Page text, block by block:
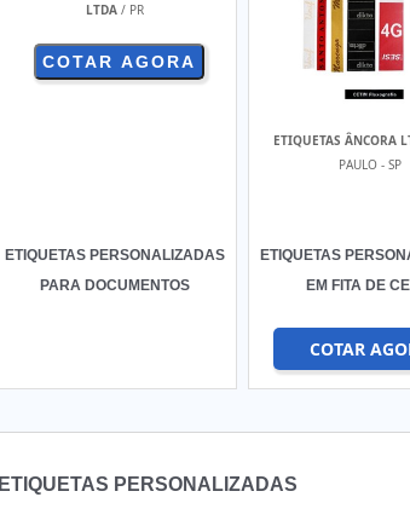
LTDA / PR
ETIQUETAS PERSONALIZADAS
PARA DOCUMENTOS
COTAR AGORA
ETIQUETAS ÂNCORA
PAULO - SP
ETIQUETAS
EM FITA DE
COTAR
ETIQUETAS PERSONALIZADAS